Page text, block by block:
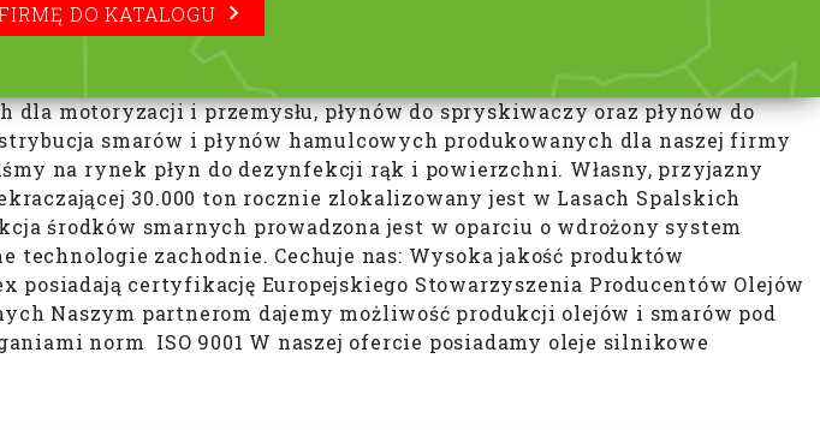
DO KATALOGU
motoryzacji i przemysłu, płynów do spryskiwaczy oraz płynów do
smarów i płynów hamulcowych produkowanych dla naszej firmy
na rynek płyn do dezynfekcji rąk i powierzchni. Własny, przyjazny
30.000 ton rocznie zlokalizowany jest w Lasach Spalskich
środków smarnych prowadzona jest w oparciu o wdrożony system
technologie zachodnie. Cechuje nas: Wysoka jakość produktów
posiadają certyfikację Europejskiego Stowarzyszenia Producentów Olejów
Naszym partnerom dajemy możliwość produkcji olejów i smarów pod
norm ISO 9001 W naszej ofercie posiadamy oleje silnikowe